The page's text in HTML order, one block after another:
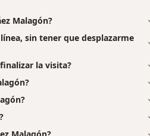
Malagón?
sin tener que desplazarme
la visita?